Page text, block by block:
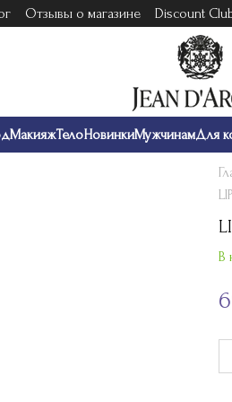
Отзывы о магазине Discount
МакияжТелоНовинкиМужчинамДля
В